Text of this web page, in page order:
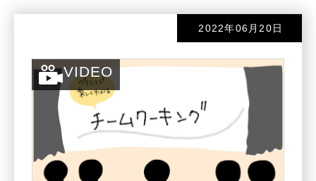
③の認知、考え方の工夫とは、仕事の
意義や目的をとらえなおすことで、モチ
ベーションを高めること。一見、つまら
なさそうな仕事をアサインされたとして
も、そこから身につけられるスキルを、
将来にどう生かせるかを考えたり、帰り
の電車の中で、「今日うまくいったこ
と」をポジティブに振り返ったり。
2022年06月20日
VIDEO